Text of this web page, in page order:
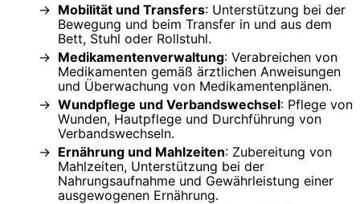
Mobilität und Transfers: Unterstützung bei der
Bewegung und beim Transfer in und aus dem
Bett, Stuhl oder Rollstuhl.
Medikamentenverwaltung: Verabreichen von
Medikamenten gemäß ärztlichen Anweisungen
und Überwachung von Medikamentenplänen.
Wundpflege und Verbandswechsel: Pflege von
Wunden, Hautpflege und Durchführung von
Verbandswechseln.
Ernährung und Mahlzeiten: Zubereitung von
Mahlzeiten, Unterstützung bei der
Nahrungsaufnahme und Gewährleistung einer
ausgewogenen Ernährung.